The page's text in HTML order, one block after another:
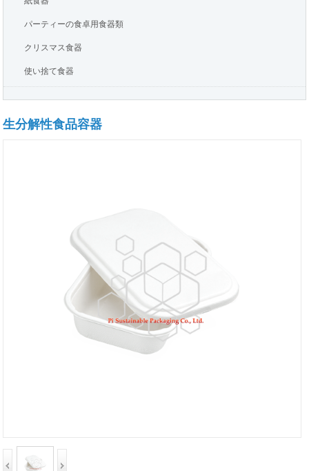
パーティーの食卓用食器類
クリスマス食器
使い捨て食器
生分解性食品容器